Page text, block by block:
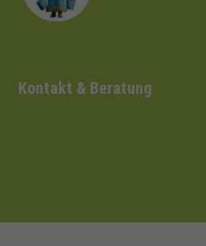
Kontakt & Beratung